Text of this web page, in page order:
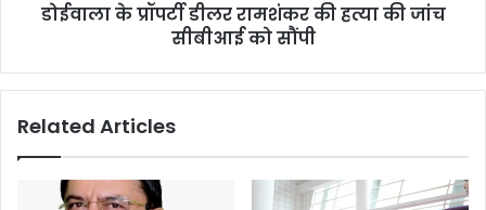
डोईवाला के प्रॉपर्टी डीलर रामशंकर की हत्या की जांच
सीबीआई को सौंपी
Related Articles